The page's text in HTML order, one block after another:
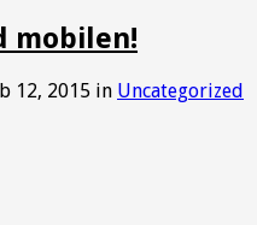
mobilen!
12, 2015 in Uncategorized